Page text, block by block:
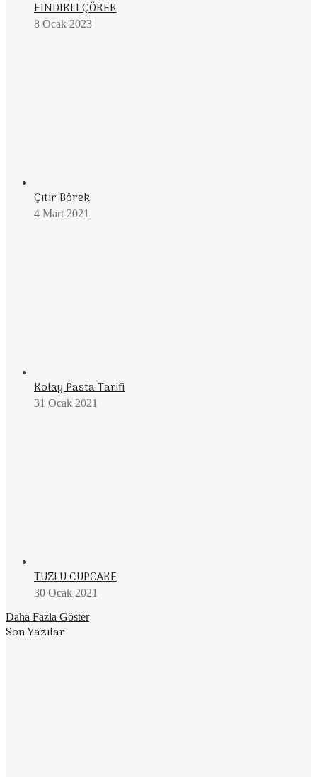
FINDIKLI ÇÖREK
8 Ocak 2023
Çıtır Börek
4 Mart 2021
Kolay Pasta Tarifi
31 Ocak 2021
TUZLU CUPCAKE
30 Ocak 2021
Daha Fazla Göster
Son Yazılar